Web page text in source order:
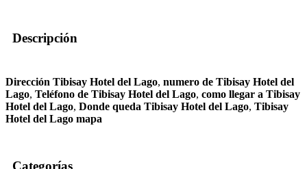
Descripción
Dirección Tibisay Hotel del Lago, numero de Tibisay Hotel del
Lago, Teléfono de Tibisay Hotel del Lago, como llegar a Tibisay
Hotel del Lago, Donde queda Tibisay Hotel del Lago, Tibisay
Hotel del Lago mapa
Categorías